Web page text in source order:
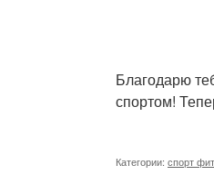
Благодарю
спортом!
Категории: спорт